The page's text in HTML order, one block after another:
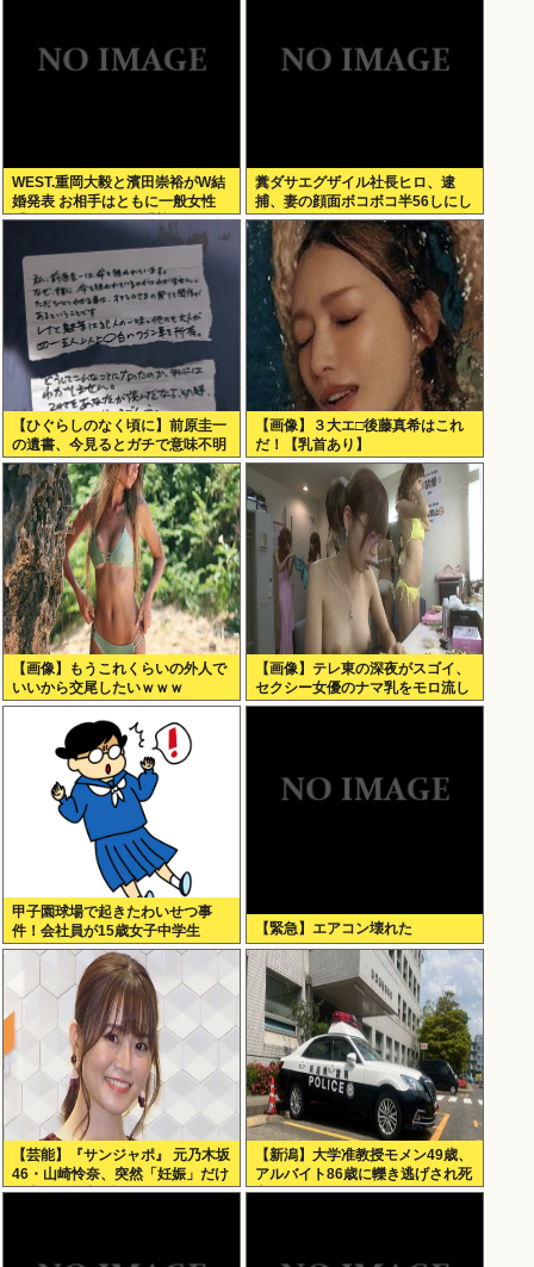
WEST.重岡大毅と濱田崇裕がW結
婚発表 お相手はともに一般女性
重岡はすでに子供も「尊い」
糞ダサエグザイル社長ヒロ、逮
捕、妻の顔面ボコボコ半56しにし
た。
【ひぐらしのなく頃に】前原圭一
の遺書、今見るとガチで意味不明
すぎるwww
【画像】３大エ□後藤真希はこれ
だ！【乳首あり】
【画像】もうこれくらいの外人で
いいから交尾したいｗｗｗ
【画像】テレ東の深夜がスゴイ、
セクシー女優のナマ乳をモロ流し
甲子園球場で起きたわいせつ事
件！会社員が15歳女子中学生
に・・
【緊急】エアコン壊れた
【芸能】『サンジャポ』 元乃木坂
46・山崎怜奈、突然「妊娠」だけ
公表した理由を語る
【新潟】大学准教授モメン49歳、
アルバイト86歳に轢き逃げされ死
亡